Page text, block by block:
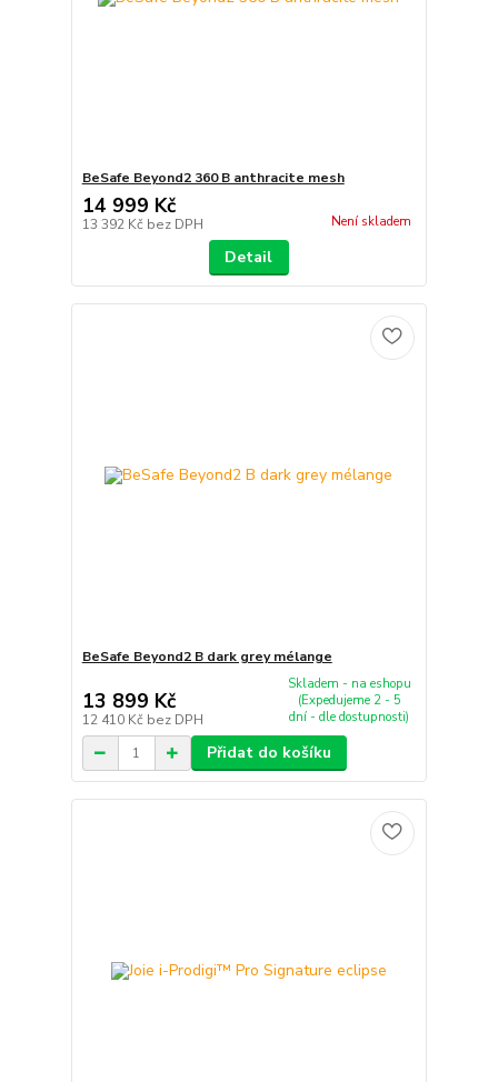
BeSafe Beyond2 360 B anthracite mesh
14 999 Kč
13 392 Kč bez DPH Není skladem
Detail
BeSafe Beyond2 B dark grey mélange
13 899 Kč
12 410 Kč bez DPH
Skladem - na eshopu
(Expedujeme 2 - 5
dní - dle dostupnosti)
Přidat do košíku